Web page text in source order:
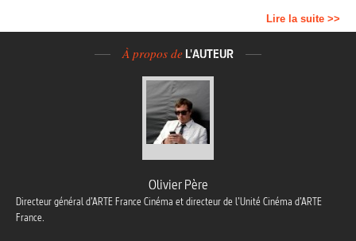
Lire la suite >>
À propos de L'AUTEUR
Olivier Père
Directeur général d’ARTE France Cinéma et directeur de l’Unité Cinéma d’ARTE
France.